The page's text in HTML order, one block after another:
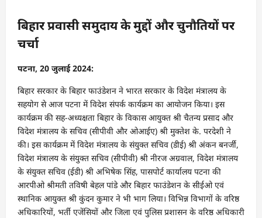
बिहार प्रवासी समुदाय के मुद्दों और चुनौतियों पर
चर्चा
पटना, 20 जुलाई 2024:
बिहार सरकार के बिहार फाउंडेशन ने भारत सरकार के विदेश मंत्रालय के
सहयोग से आज पटना में विदेश संपर्क कार्यक्रम का आयोजन किया। इस
कार्यक्रम की सह-अध्यक्षता बिहार के विकास आयुक्त श्री चैतन्य प्रसाद और
विदेश मंत्रालय के सचिव (सीपीवी और ओआईए) श्री मुक्तेश के. परदेशी ने
की। इस कार्यक्रम में विदेश मंत्रालय के संयुक्त सचिव (डीई) श्री अंकन बनर्जी,
विदेश मंत्रालय के संयुक्त सचिव (सीपीवी) श्री नीरज अग्रवाल, विदेश मंत्रालय
के संयुक्त सचिव (ईडी) श्री अभिषेक सिंह, पासपोर्ट कार्यालय पटना की
आरपीओ श्रीमती तविषी बेहल पांडे और बिहार फाउंडेशन के सीईओ एवं
स्थानिक आयुक्त श्री कुंदन कुमार ने भी भाग लिया। विभिन्न विभागों के वरिष्ठ
अधिकारियों, भर्ती एजेंसियों और जिला एवं पुलिस प्रशासन के वरिष्ठ अधिकारी